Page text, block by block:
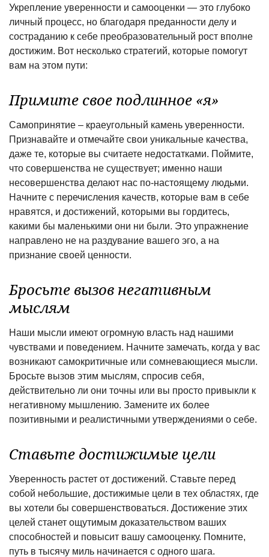
Укрепление уверенности и самооценки — это глубоко
личный процесс, но благодаря преданности делу и
состраданию к себе преобразовательный рост вполне
достижим. Вот несколько стратегий, которые помогут
вам на этом пути:
Примите свое подлинное «я»
Самопринятие – краеугольный камень уверенности.
Признавайте и отмечайте свои уникальные качества,
даже те, которые вы считаете недостатками. Поймите,
что совершенства не существует; именно наши
несовершенства делают нас по-настоящему людьми.
Начните с перечисления качеств, которые вам в себе
нравятся, и достижений, которыми вы гордитесь,
какими бы маленькими они ни были. Это упражнение
направлено не на раздувание вашего эго, а на
признание своей ценности.
Бросьте вызов негативным
мыслям
Наши мысли имеют огромную власть над нашими
чувствами и поведением. Начните замечать, когда у вас
возникают самокритичные или сомневающиеся мысли.
Бросьте вызов этим мыслям, спросив себя,
действительно ли они точны или вы просто привыкли к
негативному мышлению. Замените их более
позитивными и реалистичными утверждениями о себе.
Ставьте достижимые цели
Уверенность растет от достижений. Ставьте перед
собой небольшие, достижимые цели в тех областях, где
вы хотели бы совершенствоваться. Достижение этих
целей станет ощутимым доказательством ваших
способностей и повысит вашу самооценку. Помните,
путь в тысячу миль начинается с одного шага.